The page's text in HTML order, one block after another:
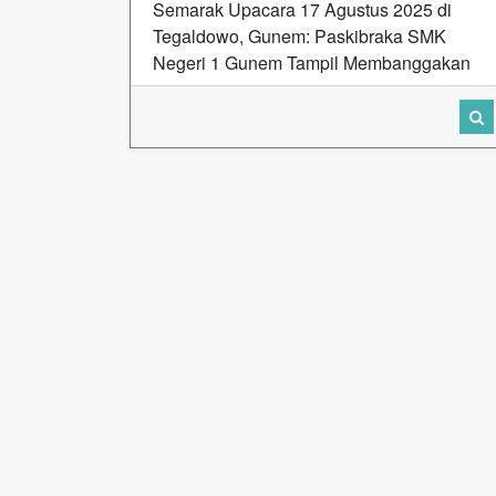
Semarak Upacara 17 Agustus 2025 di
Tegaldowo, Gunem: Paskibraka SMK
Negeri 1 Gunem Tampil Membanggakan